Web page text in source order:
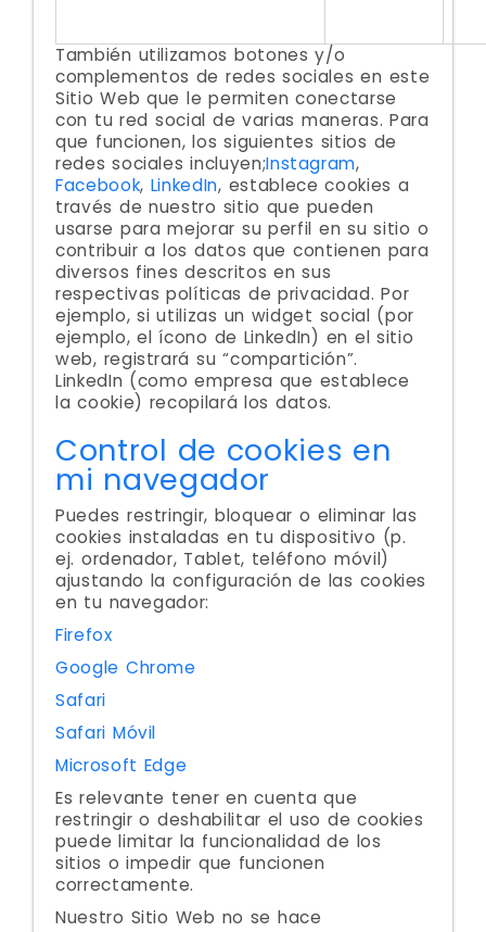
También utilizamos botones y/o
complementos de redes sociales en este
Sitio Web que le permiten conectarse
con tu red social de varias maneras. Para
que funcionen, los siguientes sitios de
redes sociales incluyen;Instagram,
Facebook, LinkedIn, establece cookies a
través de nuestro sitio que pueden
usarse para mejorar su perfil en su sitio o
contribuir a los datos que contienen para
diversos fines descritos en sus
respectivas políticas de privacidad. Por
ejemplo, si utilizas un widget social (por
ejemplo, el ícono de LinkedIn) en el sitio
web, registrará su “compartición”.
LinkedIn (como empresa que establece
la cookie) recopilará los datos.
Control de cookies en
mi navegador
Puedes restringir, bloquear o eliminar las
cookies instaladas en tu dispositivo (p.
ej. ordenador, Tablet, teléfono móvil)
ajustando la configuración de las cookies
en tu navegador:
Firefox
Google Chrome
Safari
Safari Móvil
Microsoft Edge
Es relevante tener en cuenta que
restringir o deshabilitar el uso de cookies
puede limitar la funcionalidad de los
sitios o impedir que funcionen
correctamente.
Nuestro Sitio Web no se hace